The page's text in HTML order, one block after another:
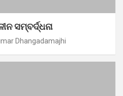
ସମ୍ବର୍ଦ୍ଧନା
Dhangadamajhi